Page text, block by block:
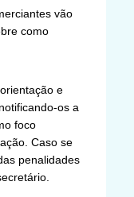
vão
como
e
os a
foco
Caso se
penalidades